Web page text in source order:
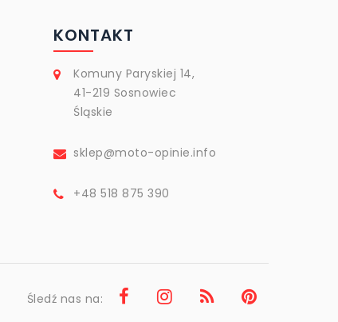
KONTAKT
Komuny Paryskiej 14,
41-219 Sosnowiec
Śląskie
sklep@moto-opinie.info
+48 518 875 390
Śledź nas na: